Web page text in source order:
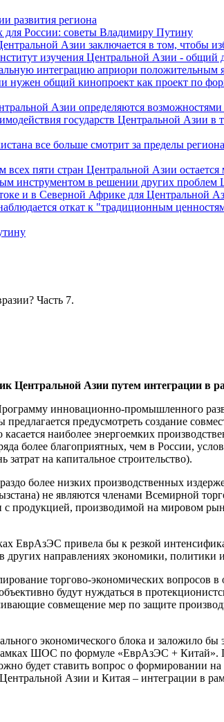
развития региона
для России: советы Владимиру Путину
Азии заключается в том, чтобы
изучения Центральной Азии - общий
интеграцию априори положительным
нужен общий кинопроект как проект по
Азии определяются
государств Центральной Азии
все больше смотрит за пределы
пяти стран Центральной Азии
инструментом в решении других проблем
и в Северной Африке для Центральной
откат к "традиционным
Часть 7.
Центральной Азии путем интеграции в
инновационно-промышленного
предусмотреть создание
наиболее энергоемких
более благоприятных, чем в России,
на капитальное строительство).
более низких производственных
не являются членами Всемирной
продукцией, производимой на мировом
ЕврАзЭС привела бы к резкой
направлениях экономики, политики
торгово-экономических
будут нуждаться в
совмещение мер по защите
экономического блока и заложило
ШОС по формуле «ЕврАзЭС + Китай».
будет ставить вопрос о формировании
Центральной Азии и Китая – интеграции в